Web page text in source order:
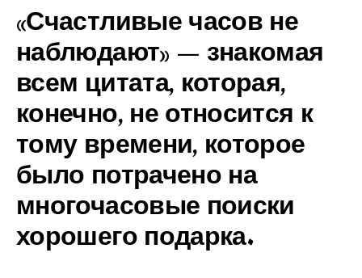
«Счастливые часов не
наблюдают» — знакомая
всем цитата, которая,
конечно, не относится к
тому времени, которое
было потрачено на
многочасовые поиски
хорошего подарка.